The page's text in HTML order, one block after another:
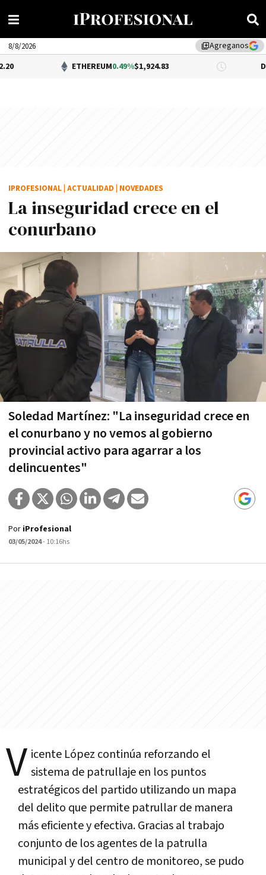
library_addAgreganos
8/8/2026
ETHEREUM0.49%$1,924.83 DÓLAR BNA
La inseguridad crece en el
conurbano
Soledad Martínez: "La inseguridad crece en
el conurbano y no vemos al gobierno
provincial activo para agarrar a los
delincuentes"
IPROFESIONAL ACTUALIDAD NOVEDADES
Por iProfesional
03/05/2024- 10:16hs
V icente López continúa reforzando el
sistema de patrullaje en los puntos
estratégicos del partido utilizando un mapa
del delito que permite patrullar de manera
más eficiente y efectiva. Gracias al trabajo
conjunto de los agentes de la patrulla
municipal y del centro de monitoreo, se pudo